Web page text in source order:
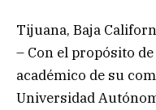
Tijuana, Baja
– Con el propósito
académico de su
Universidad